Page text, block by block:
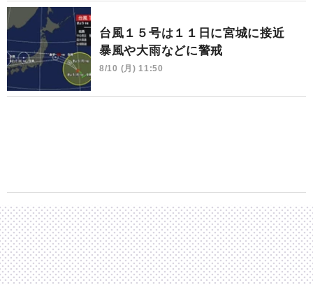
台風１５号は１１日に宮城に接近
暴風や大雨などに警戒
8/10 (月) 11:50